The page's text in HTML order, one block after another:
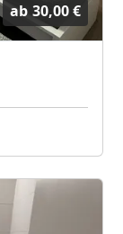
ab 30,00 €